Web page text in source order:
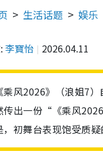
生活话题 娱乐
李寶怡 2026.04.11
乘风2026》（浪姐7
传出一份“《乘风
，初舞台表现饱受质